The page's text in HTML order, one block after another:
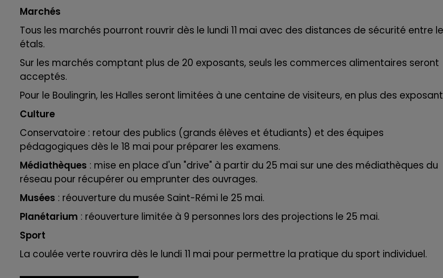
Marchés
Tous les marchés pourront rouvrir dès le lundi 11 mai avec des distances de sécurité entre
étals.
Sur les marchés comptant plus de 20 exposants, seuls les commerces alimentaires seront
acceptés.
Pour le Boulingrin, les Halles seront limitées à une centaine de visiteurs, en plus des
Culture
Conservatoire : retour des publics (grands élèves et étudiants) et des équipes
pédagogiques dès le 18 mai pour préparer les examens.
Médiathèques : mise en place d'un "drive" à partir du 25 mai sur une des médiathèques du
réseau pour récupérer ou emprunter des ouvrages.
Musées : réouverture du musée Saint-Rémi le 25 mai.
Planétarium : réouverture limitée à 9 personnes lors des projections le 25 mai.
Sport
La coulée verte rouvrira dès le lundi 11 mai pour permettre la pratique du sport individuel.